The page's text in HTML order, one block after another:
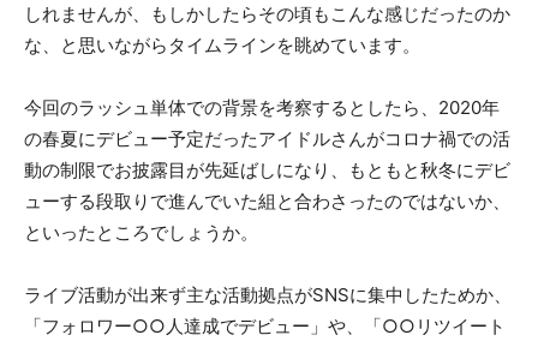
しれませんが、もしかしたらその頃もこんな感じだったのか
な、と思いながらタイムラインを眺めています。
今回のラッシュ単体での背景を考察するとしたら、2020年
の春夏にデビュー予定だったアイドルさんがコロナ禍での活
動の制限でお披露目が先延ばしになり、もともと秋冬にデビ
ューする段取りで進んでいた組と合わさったのではないか、
といったところでしょうか。
ライブ活動が出来ず主な活動拠点がSNSに集中したためか、
「フォロワー○○人達成でデビュー」や、「○○リツイート